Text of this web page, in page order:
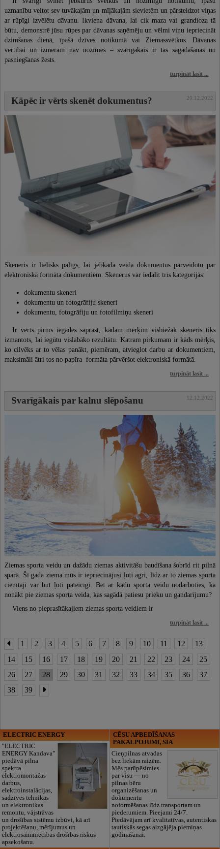
uzmanību veltot sev tuvākajām un mīļākajām sievietēm un pārsteidzot viņas
ar rūpīgi izvēlētu dāvanu. Ikviena dāvana, lai cik maza vai grandioza tā
būtu, demonstrē jūsu rūpes par dāvanas saņēmēju un vēlmi viņu iepriecināt
dzimšanas dienā, īpašā dzīves notikumā vai Ziemassvētkos. Dāvanas
vērtībai un izmēram nav nozīmes – svarīgākais ir tās sagādāšanas un
pasniegšanas žests.
turpināt lasīt ...
Kāpēc ir vērts skenēt dokumentus? 20.12.2022
Skeneris ir lielisks palīgs, lai jebkāda veida dokumentus pārveidotu par
elektroniskā formāta dokumentiem. Skenerus var iedalīt trīs kategorijās:
dokumentu skeneri
dokumentu un fotogrāfiju skeneri
dokumentu, fotogrāfiju un fotofilmiņu skeneri
Ir vērts pirms iegādes saprast, kādam mērķim visbiežāk skeneris tiks
izmantots, lai iegūtu vislabāko rezultātu. Katram pirkumam ir kāds mērķis,
ko cilvēks ar to vēlas panākt, piemēram, atvieglot darbu ar dokumentiem,
maksimāli ātri tos no papīra formāta pārvēršot elektroniskā formātā.
turpināt lasīt ...
Svarīgākais par kalnu slēpošanu 12.12.2022
Ziemas sporta veidu un dažādu ziemas aktivitāšu baudīšana šobrīd rit pilnā
sparā. Šī gada ziema mūs ir iepriecinājusi ļoti agri, līdz ar to ziemas sporta
cienītāji var būt ļoti pateicīgi. Bet ar kādu sporta veidu nodarboties, kā
nonākt pie ziemas sporta veida, kas sagādā patiesu prieku un gandarījumu?
Viens no pieprasītākajiem ziemas sporta veidiem ir
turpināt lasīt ...
1 2 3 4 5 6 7 8 9 10 11 12
13
14
15 16 17 18 19 20 21 22 23 24
25
26
27 28 29 30 31 32 33 34 35 36
37
38
39
ELECTRIC ENERGY
"ELECTRIC
ENERGY Kandava"
piedāvā pilna
spektra
elektromontāžas
darbus,
elektroinstalācijas,
sadzīves tehnikas
un elektronikas
remontu, vājstrāvas
un drošības sistēmu izbūvi, kā arī
projektēšanu, mērījumus un
elektrosaimniecības drošības riskus
apsekošanu.
CĒSU APBEDĪŠANAS
PAKALPOJUMI, SIA
Cieņpilnas atvadas
bez liekām raizēm.
Mēs parūpēsimies
par visu — no
pilnas bēru
organizēšanas un
dokumentu
noformēšanas līdz transportam un
piederumiem. Pieejami 24/7.
Piedāvājam arī kvalitatīvas, autentiskas
tautiskās segas aizgājēja piemiņas
godināšanai.